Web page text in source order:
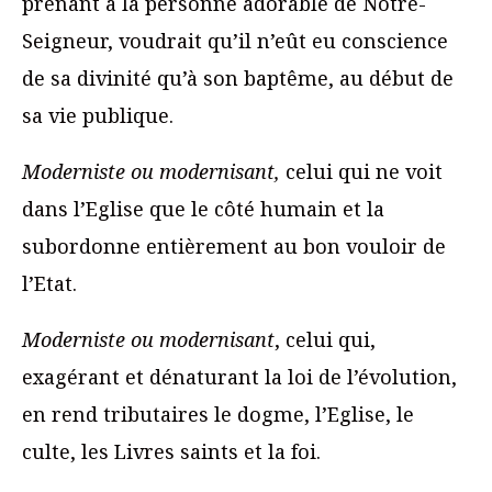
Seigneur, voudrait qu’il n’eût eu conscience
de sa divinité qu’à son baptême, au début de
sa vie publique.
Moderniste ou modernisant, celui qui ne voit
dans l’Eglise que le côté humain et la
subordonne entièrement au bon vouloir de
l’Etat.
Moderniste ou modernisant, celui qui,
exagérant et dénaturant la loi de l’évolution,
en rend tributaires le dogme, l’Eglise, le
culte, les Livres saints et la foi.